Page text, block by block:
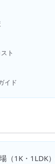
ト
イド
（1K・1LDK）